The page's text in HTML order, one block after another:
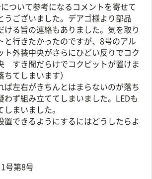
ついて参考になるコメントを寄せて
うございました。デアゴ様より部品
る旨の連絡もありました。気を取り
と行きたかったのですが、8号のアル
ト外装中央がさらにひどい反りでコク
すき間だらけでコクピットが置けま
てしまいます）
左右がきちんとはまらないのが落ち
わず組み立ててしまいました。LEDも
まいました。
できるようにするにはどうしたらよ
号第8号